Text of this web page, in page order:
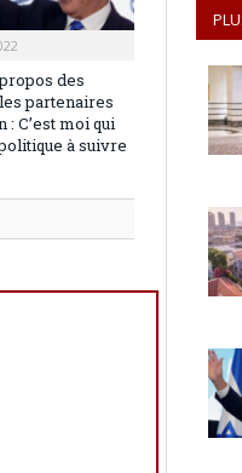
des
partenaires
: C’est moi qui
à suivre